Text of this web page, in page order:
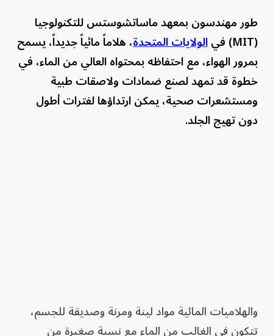
طور مهندسون بمعهد ماساتشوستس للتكنولوجيا
(MIT) في
الولايات المتحدة، هلاماً مائياً جديداً، يسمح
بمرور الهواء، مع احتفاظه بمحتواه العالي من الماء، في
خطوة قد تمهد لصنع ضمادات ولاصقات طبية
ومستشعرات صحية، يمكن ارتداؤها لفترات أطول
دون تهيج الجلد.
والهلاميات المائية مواد لينة ومرنة وصديقة للجسم،